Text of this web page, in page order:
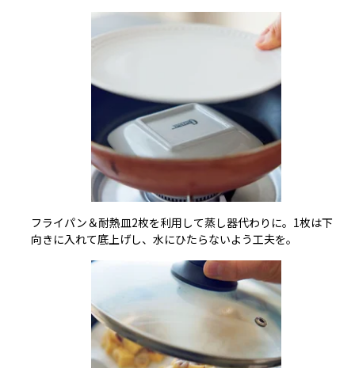
フライパン＆耐熱皿2枚を利用して蒸し器代わりに。1枚は下
向きに入れて底上げし、水にひたらないよう工夫を。